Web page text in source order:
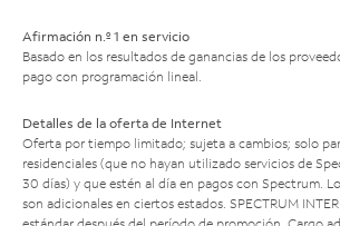
Afirmación n.º 1 en servicio
Basado en los resultados de ganancias de los
pago con programación lineal.
Detalles de la oferta de Internet
Oferta por tiempo limitado; sujeta a cambios; solo
residenciales (que no hayan utilizado servicios de
30 días) y que estén al día en pagos con Spectrum.
son adicionales en ciertos estados. SPECTRUM